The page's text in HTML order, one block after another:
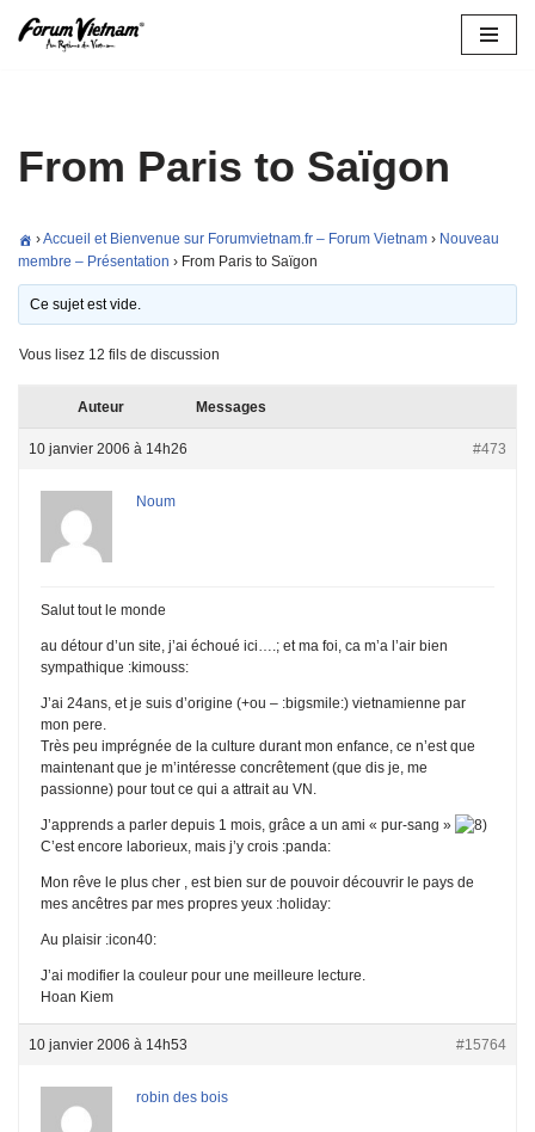
From Paris to Saïgon
›Accueil et Bienvenue sur Forumvietnam.fr – Forum Vietnam › Nouveau
membre – Présentation › From Paris to Saïgon
Ce sujet est vide.
Vous lisez 12 fils de discussion
Auteur Messages
10 janvier 2006 à 14h26 #473
Noum
Salut tout le monde
au détour d’un site, j’ai échoué ici….; et ma foi, ca m’a l’air bien
sympathique :kimouss:
J’ai 24ans, et je suis d’origine (+ou – :bigsmile:) vietnamienne par
mon pere.
Très peu imprégnée de la culture durant mon enfance, ce n’est que
maintenant que je m’intéresse concrêtement (que dis je, me
passionne) pour tout ce qui a attrait au VN.
J’apprends a parler depuis 1 mois, grâce a un ami « pur-sang »
C’est encore laborieux, mais j’y crois :panda:
Mon rêve le plus cher , est bien sur de pouvoir découvrir le pays de
mes ancêtres par mes propres yeux :holiday:
Au plaisir :icon40:
J’ai modifier la couleur pour une meilleure lecture.
Hoan Kiem
10 janvier 2006 à 14h53 #15764
robin des bois